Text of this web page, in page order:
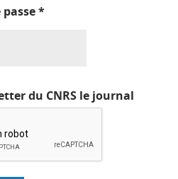
*
du CNRS le journal